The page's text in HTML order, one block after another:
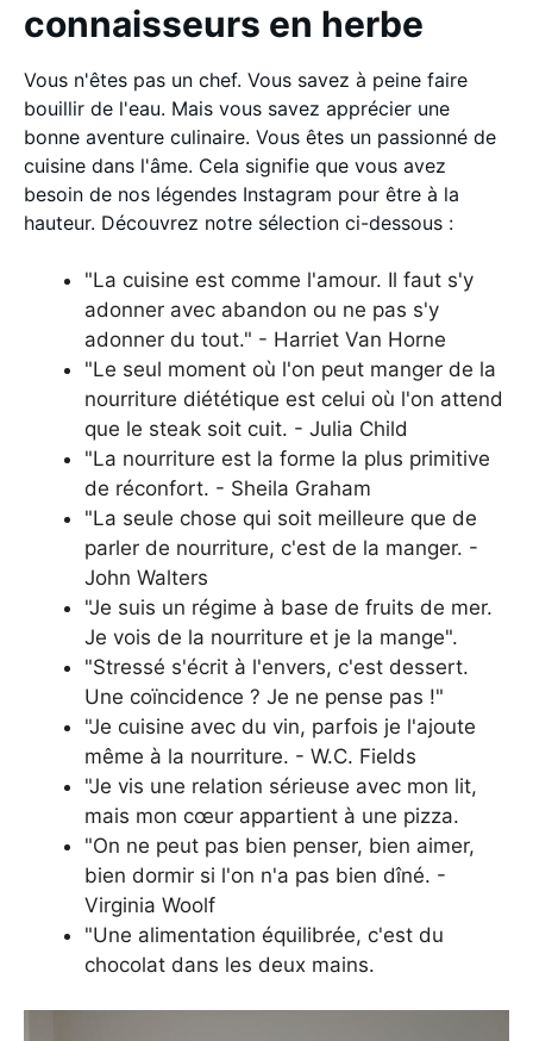
connaisseurs en herbe
Vous n'êtes pas un chef. Vous savez à peine faire
bouillir de l'eau. Mais vous savez apprécier une
bonne aventure culinaire. Vous êtes un passionné de
cuisine dans l'âme. Cela signifie que vous avez
besoin de nos légendes Instagram pour être à la
hauteur. Découvrez notre sélection ci-dessous :
"La cuisine est comme l'amour. Il faut s'y
adonner avec abandon ou ne pas s'y
adonner du tout." - Harriet Van Horne
"Le seul moment où l'on peut manger de la
nourriture diététique est celui où l'on attend
que le steak soit cuit. - Julia Child
"La nourriture est la forme la plus primitive
de réconfort. - Sheila Graham
"La seule chose qui soit meilleure que de
parler de nourriture, c'est de la manger. -
John Walters
"Je suis un régime à base de fruits de mer.
Je vois de la nourriture et je la mange".
"Stressé s'écrit à l'envers, c'est dessert.
Une coïncidence ? Je ne pense pas !"
"Je cuisine avec du vin, parfois je l'ajoute
même à la nourriture. - W.C. Fields
"Je vis une relation sérieuse avec mon lit,
mais mon cœur appartient à une pizza.
"On ne peut pas bien penser, bien aimer,
bien dormir si l'on n'a pas bien dîné. -
Virginia Woolf
"Une alimentation équilibrée, c'est du
chocolat dans les deux mains.